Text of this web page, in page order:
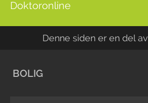
Doktoronline
Denne siden er en del av
BOLIG